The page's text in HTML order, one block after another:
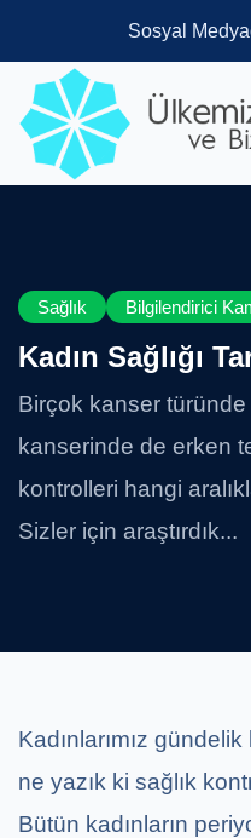
Sosyal
Sağlık Bilgilendirici
Kadın Sağlığı
Birçok kanser
kanserinde de erken
kontrolleri hangi
Sizler için araştırdık...
Kadınlarımız
ne yazık ki sağlık
Bütün kadınların